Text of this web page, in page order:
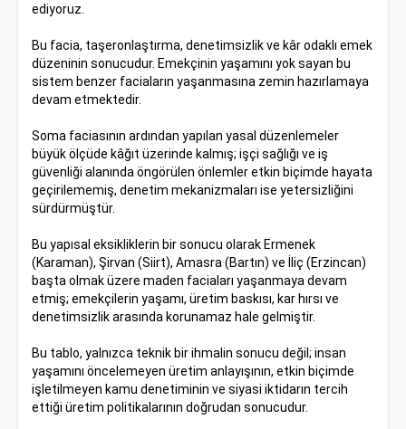
ediyoruz.
Bu facia, taşeronlaştırma, denetimsizlik ve kâr odaklı emek
düzeninin sonucudur. Emekçinin yaşamını yok sayan bu
sistem benzer faciaların yaşanmasına zemin hazırlamaya
devam etmektedir.
Soma faciasının ardından yapılan yasal düzenlemeler
büyük ölçüde kâğıt üzerinde kalmış; işçi sağlığı ve iş
güvenliği alanında öngörülen önlemler etkin biçimde hayata
geçirilememiş, denetim mekanizmaları ise yetersizliğini
sürdürmüştür.
Bu yapısal eksikliklerin bir sonucu olarak Ermenek
(Karaman), Şirvan (Siirt), Amasra (Bartın) ve İliç (Erzincan)
başta olmak üzere maden faciaları yaşanmaya devam
etmiş; emekçilerin yaşamı, üretim baskısı, kar hırsı ve
denetimsizlik arasında korunamaz hale gelmiştir.
Bu tablo, yalnızca teknik bir ihmalin sonucu değil; insan
yaşamını öncelemeyen üretim anlayışının, etkin biçimde
işletilmeyen kamu denetiminin ve siyasi iktidarın tercih
ettiği üretim politikalarının doğrudan sonucudur.